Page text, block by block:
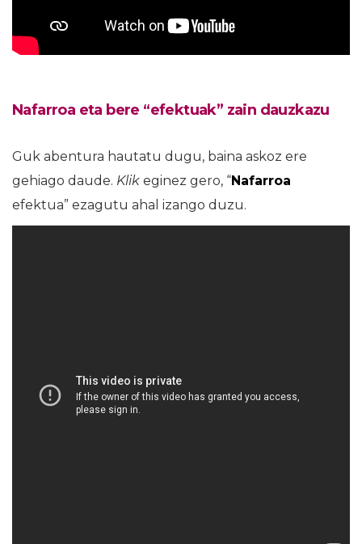
Nafarroa eta bere “efektuak” zain dauzkazu
Guk abentura hautatu dugu, baina askoz ere
gehiago daude. Klik eginez gero, “Nafarroa
efektua” ezagutu ahal izango duzu.